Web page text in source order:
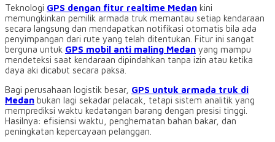
Teknologi GPS dengan fitur realtime Medan kini
memungkinkan pemilik armada truk memantau setiap kendaraan
secara langsung dan mendapatkan notifikasi otomatis bila ada
penyimpangan dari rute yang telah ditentukan. Fitur ini sangat
berguna untuk GPS mobil anti maling Medan yang mampu
mendeteksi saat kendaraan dipindahkan tanpa izin atau ketika
daya aki dicabut secara paksa.
Bagi perusahaan logistik besar, GPS untuk armada truk di
Medan bukan lagi sekadar pelacak, tetapi sistem analitik yang
memprediksi waktu kedatangan barang dengan presisi tinggi.
Hasilnya: efisiensi waktu, penghematan bahan bakar, dan
peningkatan kepercayaan pelanggan.